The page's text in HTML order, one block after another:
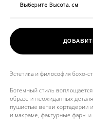
Выберите Высота, см
Эстетика и философия бохо-
Богемный стиль
образе и неожиданных
пушистые ветви кортадерии
и макраме, фактурные фары и